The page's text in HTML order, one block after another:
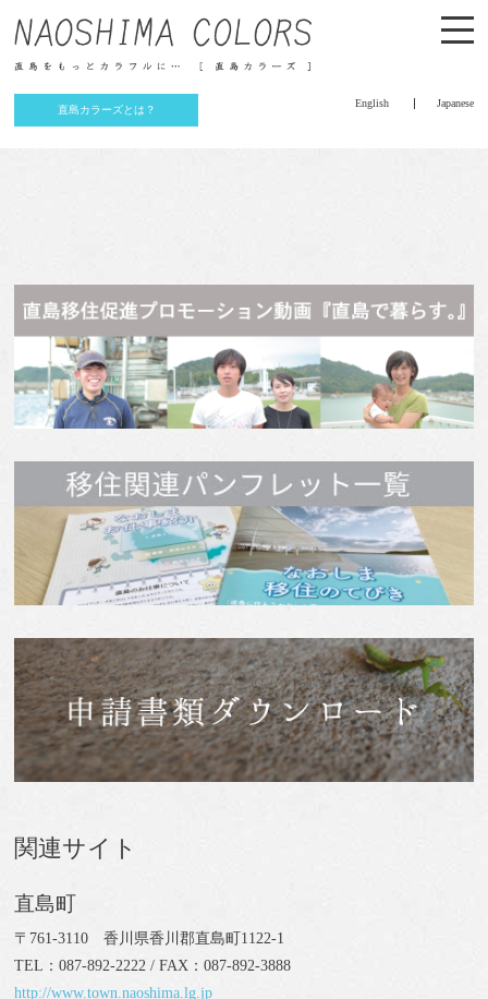
直島カラーズとは？
English Japanese
関連サイト
直島町
〒761-3110 香川県香川郡直島町1122-1
TEL：087-892-2222 / FAX：087-892-3888
http://www.town.naoshima.lg.jp